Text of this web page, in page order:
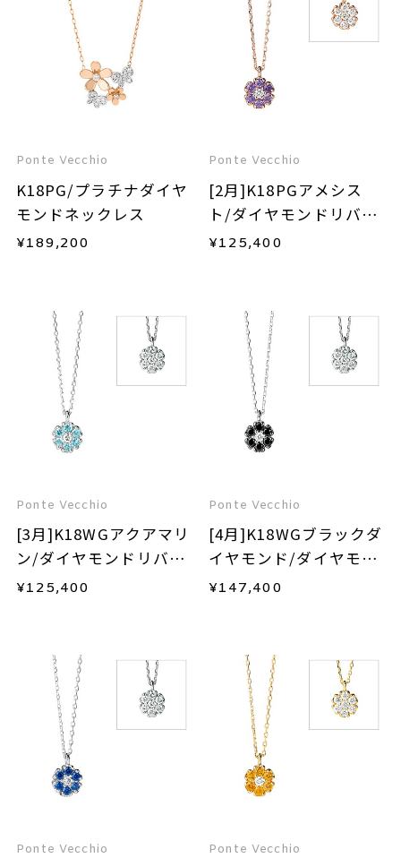
Ponte Vecchio
K18PG/プラチナダイヤ
モンドネックレス
¥189,200
Ponte Vecchio
[2月]K18PGアメシス
ト/ダイヤモンドリバー
シブルネックレス
¥125,400
Ponte Vecchio
[3月]K18WGアクアマリ
ン/ダイヤモンドリバー
シブルネックレス
¥125,400
Ponte Vecchio
[4月]K18WGブラックダ
イヤモンド/ダイヤモン
ドリバーシブルネック
¥147,400
Ponte Vecchio Ponte Vecchio